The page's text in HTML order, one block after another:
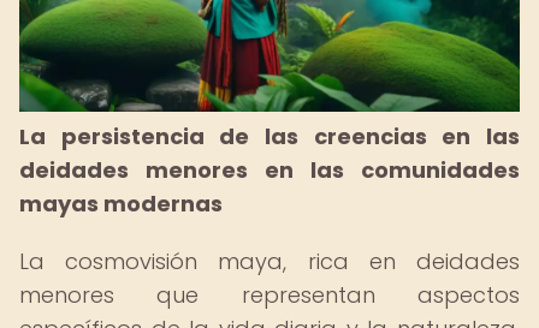
La persistencia de las creencias en las
deidades menores en las comunidades
mayas modernas
La cosmovisión maya, rica en deidades
menores que representan aspectos